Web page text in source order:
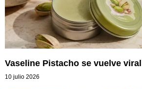
Vaseline Pistacho se vuelve
10 julio 2026